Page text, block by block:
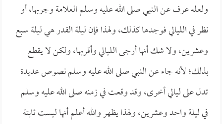
ولعله عرف عن النبي صلى الله عليه وسلم العلامة وجربها، أو
نظر في الليالي فوجدها كذلك، ولهذا فإن ليلة القدر هي ليلة سبع
وعشرين، ولا شك أنها أرجى الليالي وأقربها، ولكن لا يقطع
بذلك؛ لأنه جاء عن النبي صلى الله عليه وسلم نصوص عديدة
تدل على ليالي أخرى، وقد وقعت في زمنه صلى الله عليه وسلم
في ليلة واحد وعشرين، ولهذا يظهر والله أعلم أنها ليست ثابتة